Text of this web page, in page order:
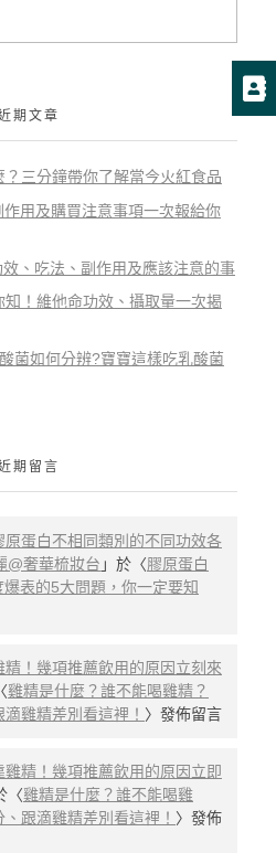
期文章
三分鐘帶你了解當今火紅食品
用及購買注意事項一次報給你
、吃法、副作用及應該注意的事
！維他命功效、攝取量一次揭
菌如何分辨?寶寶這樣吃乳酸菌
期留言
蛋白不相同類別的不同功效各
@奢華梳妝台 」於〈膠原蛋白
表的5大問題，你一定要知
！幾項推薦飲用的原因立刻來
雞精是什麼？誰不能喝雞精？
雞精差別看這裡！ 〉發佈留言
精！幾項推薦飲用的原因立即
〈雞精是什麼？誰不能喝雞
跟滴雞精差別看這裡！ 〉發佈